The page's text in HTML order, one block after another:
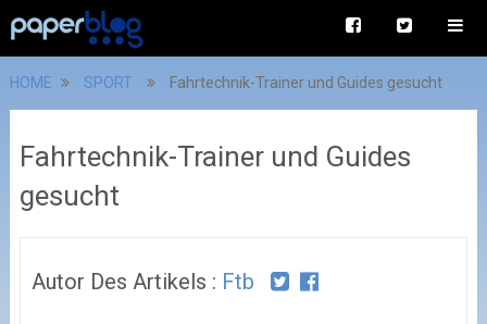
HOME SPORT Fahrtechnik-Trainer und Guides gesucht
Fahrtechnik-Trainer und Guides
gesucht
Autor Des Artikels : Ftb